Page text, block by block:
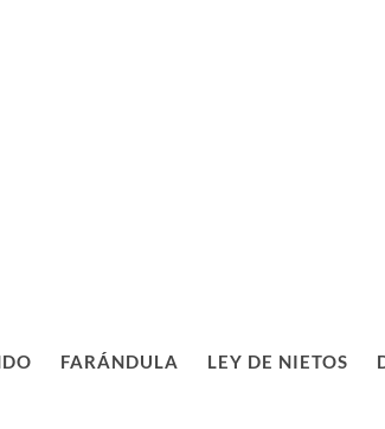
FARÁNDULA LEY DE NIETOS